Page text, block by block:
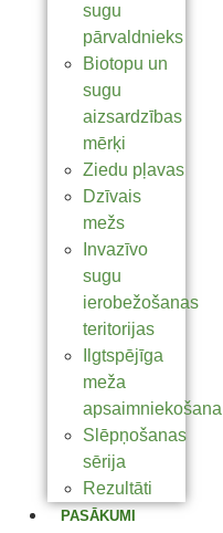
sugu
pārvaldnieks
Biotopu un
sugu
aizsardzības
mērķi
Ziedu pļavas
Dzīvais
mežs
Invazīvo
sugu
ierobežošanas
teritorijas
Ilgtspējīga
meža
apsaimniekošana
Slēpņošanas
sērija
Rezultāti
PASĀKUMI